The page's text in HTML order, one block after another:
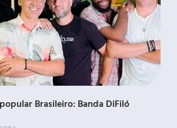
Brasileiro: Banda DiFiló